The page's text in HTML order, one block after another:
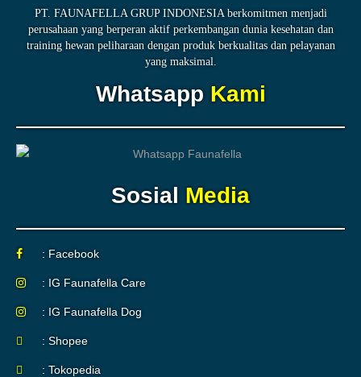
PT. FAUNAFELLA GRUP INDONESIA berkomitmen menjadi
perusahaan yang berperan aktif perkembangan dunia kesehatan dan
training hewan peliharaan dengan produk berkualitas dan pelayanan
yang maksimal.
WhatsappKami
Sosial Media
: Facebook
: IG Faunafella Care
: IG Faunafella Dog
: Shopee
: Tokopedia